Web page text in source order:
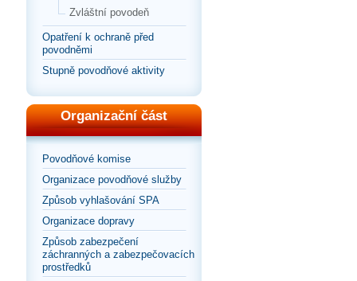
Zvláštní povodeň
Opatření k ochraně před
povodněmi
Stupně povodňové aktivity
Organizační část
Povodňové komise
Organizace povodňové služby
Způsob vyhlašování SPA
Organizace dopravy
Způsob zabezpečení
záchranných a zabezpečovacích
prostředků